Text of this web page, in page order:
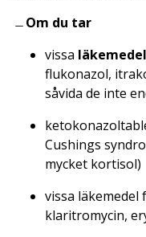
Om du tar
vissa
flukonazol,
såvida de inte
Cushings
mycket kortisol)
vissa
klaritromycin,